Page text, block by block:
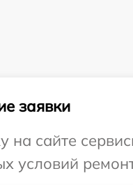
заявки
на сайте
условий